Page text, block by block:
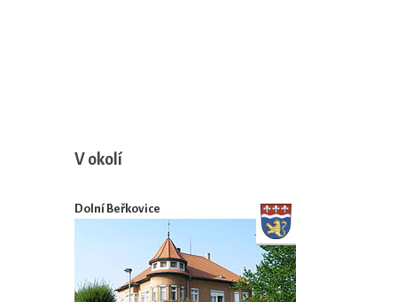
V okolí
Dolní Beřkovice